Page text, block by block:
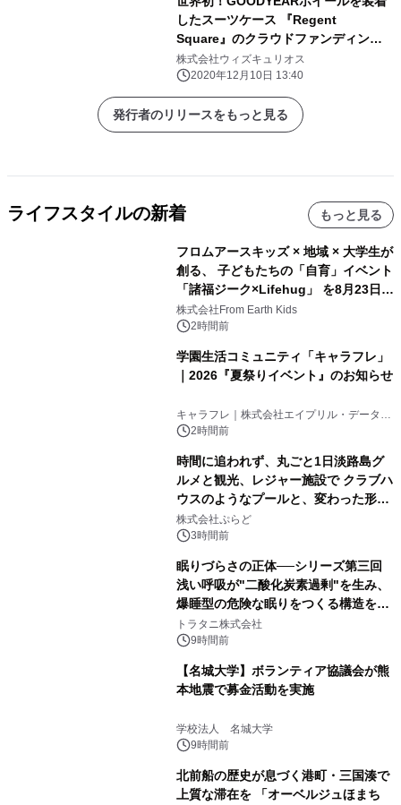
したスーツケース 『Regent
Square』のクラウドファンディング
支援金額が560万円を達成
株式会社ウィズキュリオス
2020年12月10日 13:40
発行者のリリースをもっと見る
ライフスタイルの新着 もっと見る
フロムアースキッズ × 地域 × 大学生が
創る、 子どもたちの「自育」イベント
「諸福ジーク×Lifehug」 を8月23日
(日)開催
株式会社From Earth Kids
2時間前
学園生活コミュニティ「キャラフレ」
｜2026『夏祭りイベント』のお知らせ
キャラフレ｜株式会社エイプリル・データ・
デザインズ
2時間前
時間に追われず、丸ごと1日淡路島グ
ルメと観光、レジャー施設で クラブハ
ウスのようなプールと、変わった形の
サウナも 「THE BOXY AWAJI」のお
得な素泊まり連泊プランで
株式会社ぷらど
3時間前
眠りづらさの正体──シリーズ第三回
浅い呼吸が"二酸化炭素過剰"を生み、
爆睡型の危険な眠りをつくる構造を解
説
トラタニ株式会社
9時間前
【名城大学】ボランティア協議会が熊
本地震で募金活動を実施
学校法人 名城大学
9時間前
北前船の歴史が息づく港町・三国湊で
上質な滞在を 「オーベルジュほまち